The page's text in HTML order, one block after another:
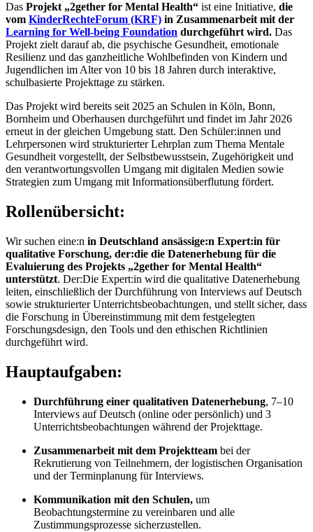
Das Projekt „2gether for Mental Health“ ist eine Initiative, die
vom KinderRechteForum (KRF) in Zusammenarbeit mit der
Learning for Well-being Foundation durchgeführt wird. Das
Projekt zielt darauf ab, die psychische Gesundheit, emotionale
Resilienz und das ganzheitliche Wohlbefinden von Kindern und
Jugendlichen im Alter von 10 bis 18 Jahren durch interaktive,
schulbasierte Projekttage zu stärken.
Das Projekt wird bereits seit 2025 an Schulen in Köln, Bonn,
Bornheim und Oberhausen durchgeführt und findet im Jahr 2026
erneut in der gleichen Umgebung statt. Den Schüler:innen und
Lehrpersonen wird strukturierter Lehrplan zum Thema Mentale
Gesundheit vorgestellt, der Selbstbewusstsein, Zugehörigkeit und
den verantwortungsvollen Umgang mit digitalen Medien sowie
Strategien zum Umgang mit Informationsüberflutung fördert.
Rollenübersicht:
Wir suchen eine:n in Deutschland ansässige:n Expert:in für
qualitative Forschung, der:die die Datenerhebung für die
Evaluierung des Projekts „2gether for Mental Health“
unterstützt. Der:Die Expert:in wird die qualitative Datenerhebung
leiten, einschließlich der Durchführung von Interviews auf Deutsch
sowie strukturierter Unterrichtsbeobachtungen, und stellt sicher, dass
die Forschung in Übereinstimmung mit dem festgelegten
Forschungsdesign, den Tools und den ethischen Richtlinien
durchgeführt wird.
Hauptaufgaben:
Durchführung einer qualitativen Datenerhebung, 7–10
Interviews auf Deutsch (online oder persönlich) und 3
Unterrichtsbeobachtungen während der Projekttage.
Zusammenarbeit mit dem Projektteam bei der
Rekrutierung von Teilnehmern, der logistischen Organisation
und der Terminplanung für Interviews.
Kommunikation mit den Schulen, um
Beobachtungstermine zu vereinbaren und alle
Zustimmungsprozesse sicherzustellen.